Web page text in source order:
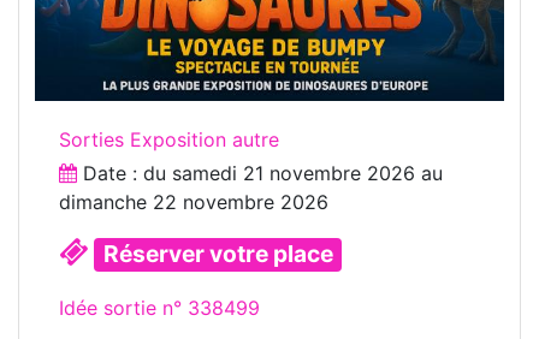
Sorties Exposition autre
Date : du samedi 21 novembre 2026 au
dimanche 22 novembre 2026
Réserver votre place
Idée sortie n° 338499